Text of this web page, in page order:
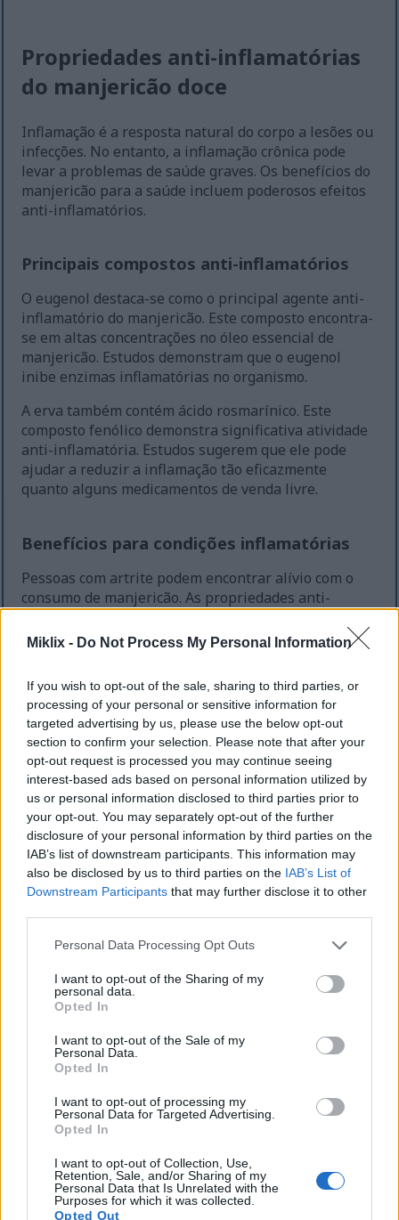
Miklix - Do Not Process My Personal Information
If you wish to opt-out of the sale, sharing to third parties, or
processing of your personal or sensitive information for
targeted advertising by us, please use the below opt-out
section to confirm your selection. Please note that after your
opt-out request is processed you may continue seeing
interest-based ads based on personal information utilized by
us or personal information disclosed to third parties prior to
your opt-out. You may separately opt-out of the further
disclosure of your personal information by third parties on the
IAB’s list of downstream participants. This information may
also be disclosed by us to third parties on the IAB’s List of
Downstream Participants that may further disclose it to other
Please note that this website/app uses one or more Google
not limited to your visit or usage behaviour. You may click to
grant or deny consent to Google and its third-party tags to
use your data for below specified purposes in below Google
consent section.
Personal Data Processing Opt Outs
I want to opt-out of the Sharing of my
personal data.
Opted In
I want to opt-out of the Sale of my
Personal Data.
Opted In
I want to opt-out of processing my
Personal Data for Targeted Advertising.
Opted In
I want to opt-out of Collection, Use,
Retention, Sale, and/or Sharing of my
Personal Data that Is Unrelated with the
Purposes for which it was collected.
Opted Out
Propriedades anti-inflamatórias
do manjericão doce
Inflamação é a resposta natural do corpo a lesões ou
infecções. No entanto, a inflamação crônica pode
levar a problemas de saúde graves. Os benefícios do
manjericão para a saúde incluem poderosos efeitos
anti-inflamatórios.
Principais compostos anti-inflamatórios
O eugenol destaca-se como o principal agente anti-
inflamatório do manjericão. Este composto encontra-
se em altas concentrações no óleo essencial de
manjericão. Estudos demonstram que o eugenol
inibe enzimas inflamatórias no organismo.
A erva também contém ácido rosmarínico. Este
composto fenólico demonstra significativa atividade
anti-inflamatória. Estudos sugerem que ele pode
ajudar a reduzir a inflamação tão eficazmente
quanto alguns medicamentos de venda livre.
Benefícios para condições inflamatórias
Pessoas com artrite podem encontrar alívio com o
consumo de manjericão. As propriedades anti-
o inchaço nas articulações. Algumas pesquisas
indicam que o extrato de manjericão reduz os
Capacidade do manjericão de combater a inflamação
se estende a vários sistemas do corpo. Isso o torna
potencialmente valioso para o controle de doenças
inflamatórias crônicas. Muitas pessoas incorporam
o manjericão em sua dieta especificamente por
esses efeitos.
Uma cena de bem-estar com frascos de óleo essencial
de manjericão rodeados por folhas frescas de
manjericão, cúrcuma e elementos herbais, ilustrando
os benefícios anti-inflamatórios para a saúde das
Clique ou toque na imagem para obter mais
informações e resoluções mais altas.